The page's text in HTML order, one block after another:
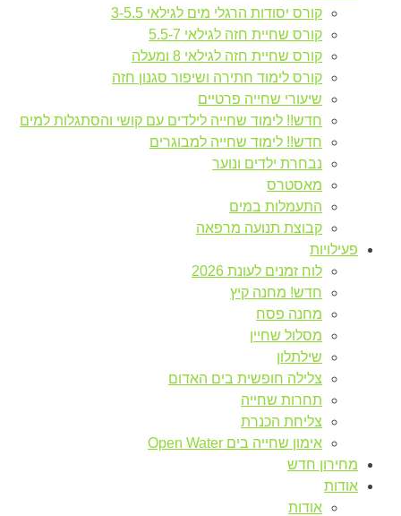
קורס יסודות הרגלי מים לגילאי 3-5.5
קורס שחיית חזה לגילאי 5.5-7
קורס שחיית חזה לגילאי 8 ומעלה
קורס לימוד חתירה ושיפור סגנון חזה
שיעורי שחייה פרטיים
חדש!! לימוד שחייה לילדים עם קושי והסתגלות למים
חדש!! לימוד שחייה למבוגרים
נבחרת ילדים ונוער
מאסטרס
התעמלות במים
קבוצת תנועה מרפאה
פעילויות
לוח זמנים לעונת 2026
חדש! מחנה קיץ
מחנה פסח
מסלול שחיין
שילתלון
צלילה חופשית בים האדום
תחרות שחייה
צליחת הכנרת
אימון שחייה בים Open Water
מחירון חדש
אודות
אודות